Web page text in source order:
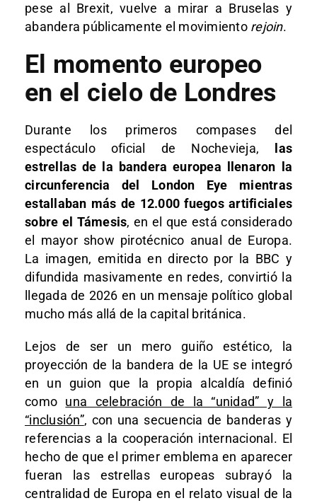
pese al Brexit, vuelve a mirar a Bruselas y
abandera públicamente el movimiento rejoin.
El momento europeo
en el cielo de Londres
Durante los primeros compases del
espectáculo oficial de Nochevieja,
las
estrellas de la bandera europea llenaron la
circunferencia del London Eye mientras
estallaban más de 12.000 fuegos artificiales
sobre el Támesis, en el que está considerado
el mayor show pirotécnico anual de Europa.
La imagen, emitida en directo por la BBC y
difundida masivamente en redes, convirtió la
llegada de 2026 en un mensaje político global
mucho más allá de la capital británica.
Lejos de ser un mero guiño estético, la
proyección de la bandera de la UE se integró
en un guion que la propia alcaldía definió
como una celebración de la “unidad” y la
“inclusión”, con una secuencia de banderas y
referencias a la cooperación internacional. El
hecho de que el primer emblema en aparecer
fueran las estrellas europeas subrayó la
centralidad de Europa en el relato visual de la